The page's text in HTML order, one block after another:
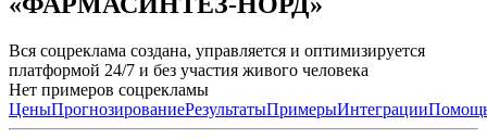
Вся соцреклама создана, управляется и оптимизируется
платформой 24/7 и без участия живого человека
Нет примеров соцрекламы
ЦеныПрогнозированиеРезультатыПримерыИнтеграции